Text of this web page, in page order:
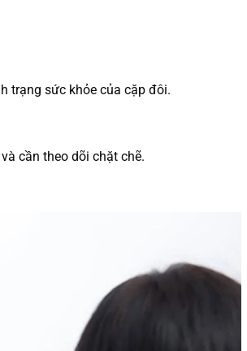
trạng sức khỏe của cặp đôi.
cần theo dõi chặt chẽ.